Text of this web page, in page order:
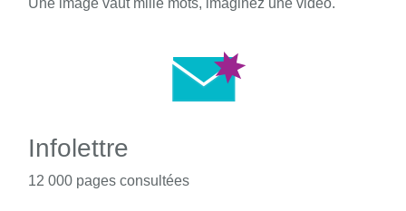
Une image vaut mille mots, imaginez une vidéo.
Infolettre
12 000 pages consultées